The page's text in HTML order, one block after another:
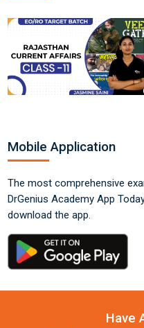
Title text
Mobile Application
The most comprehensive
DrGenius Academy App
download the app.
Have